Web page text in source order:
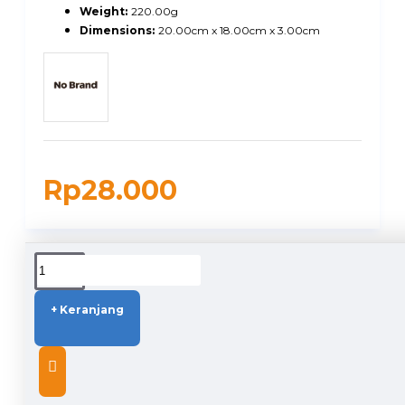
Rp28.000
Weight: 220.00g
Dimensions: 20.00cm x 18.00cm x 3.00cm
+ Keranjang
DUKUNGAN PENGIRIMAN
DESCRIPTION